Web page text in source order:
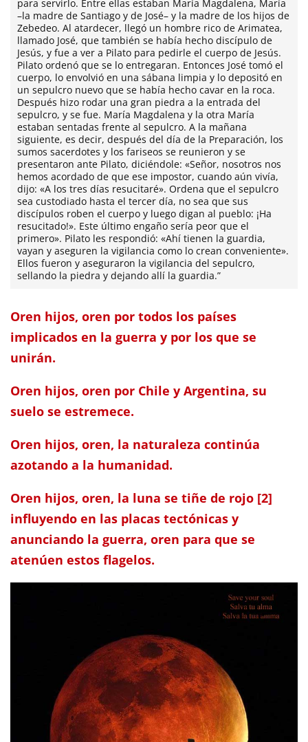
para servirlo. Entre ellas estaban María Magdalena, María
–la madre de Santiago y de José– y la madre de los hijos de
Zebedeo. Al atardecer, llegó un hombre rico de Arimatea,
llamado José, que también se había hecho discípulo de
Jesús, y fue a ver a Pilato para pedirle el cuerpo de Jesús.
Pilato ordenó que se lo entregaran. Entonces José tomó el
cuerpo, lo envolvió en una sábana limpia y lo depositó en
un sepulcro nuevo que se había hecho cavar en la roca.
Después hizo rodar una gran piedra a la entrada del
sepulcro, y se fue. María Magdalena y la otra María
estaban sentadas frente al sepulcro. A la mañana
siguiente, es decir, después del día de la Preparación, los
sumos sacerdotes y los fariseos se reunieron y se
presentaron ante Pilato, diciéndole: «Señor, nosotros nos
hemos acordado de que ese impostor, cuando aún vivía,
dijo: «A los tres días resucitaré». Ordena que el sepulcro
sea custodiado hasta el tercer día, no sea que sus
discípulos roben el cuerpo y luego digan al pueblo: ¡Ha
resucitado!». Este último engaño sería peor que el
primero». Pilato les respondió: «Ahí tienen la guardia,
vayan y aseguren la vigilancia como lo crean conveniente».
Ellos fueron y aseguraron la vigilancia del sepulcro,
sellando la piedra y dejando allí la guardia.”
Oren hijos, oren por todos los países
implicados en la guerra y por los que se
unirán.
Oren hijos, oren por Chile y Argentina, su
suelo se estremece.
Oren hijos, oren, la naturaleza continúa
azotando a la humanidad.
Oren hijos, oren, la luna se tiñe de rojo [2]
influyendo en las placas tectónicas y
anunciando la guerra, oren para que se
atenúen estos flagelos.